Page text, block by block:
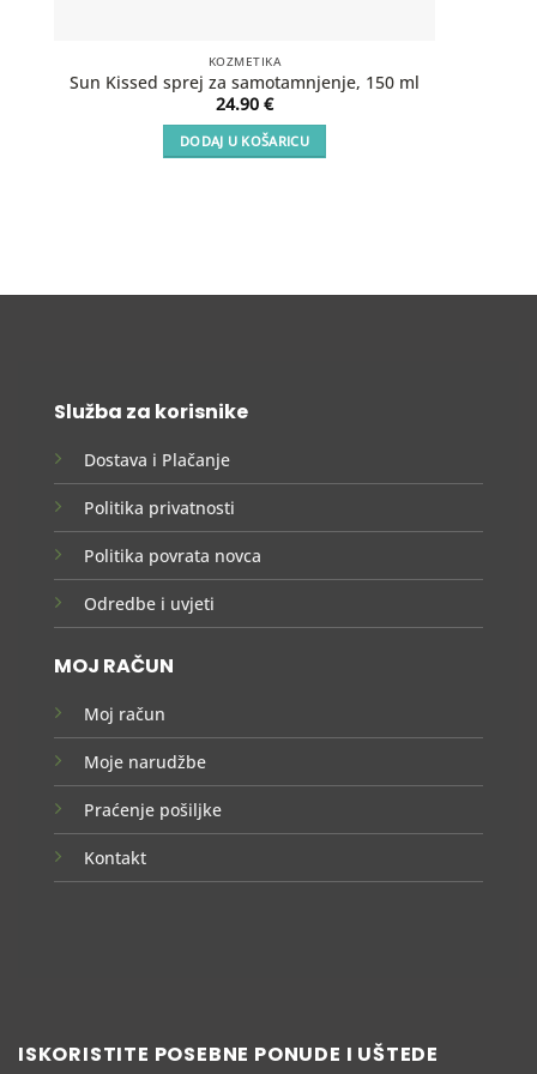
KOZMETIKA
Sun Kissed sprej za samotamnjenje, 150 ml
24.90 €
DODAJ U KOŠARICU
Služba za korisnike
Dostava i Plačanje
Politika privatnosti
Politika povrata novca
Odredbe i uvjeti
MOJ RAČUN
Moj račun
Moje narudžbe
Praćenje pošiljke
Kontakt
ISKORISTITE POSEBNE PONUDE I UŠTEDE